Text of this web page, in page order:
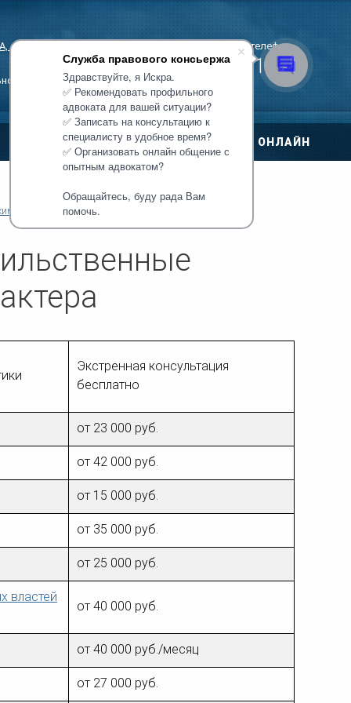
Служба правового консьержа
Здравствуйте, я Искра.
✅ Рекомендовать профильного
адвоката для вашей ситуации?
✅ Записать на консультацию к
специалисту в удобное время?
✅ Организовать онлайн общение с
опытным адвокатом?
Обращайтесь, буду рада Вам
помочь.
правам
дома
ДТП
стр. 3
записи!
Единый многоканальный телефон
+7 (495) 221-11-07
ЦЕНЫ ОНЛАЙН
лицам
Адвокат по уголовным делам
Экстренная консультация
бесплатно
от 23 000 руб.
от 42 000 руб.
от 15 000 руб.
от 35 000 руб.
от 25 000 руб.
властей
от 40 000 руб.
от 40 000 руб./месяц
от 27 000 руб.